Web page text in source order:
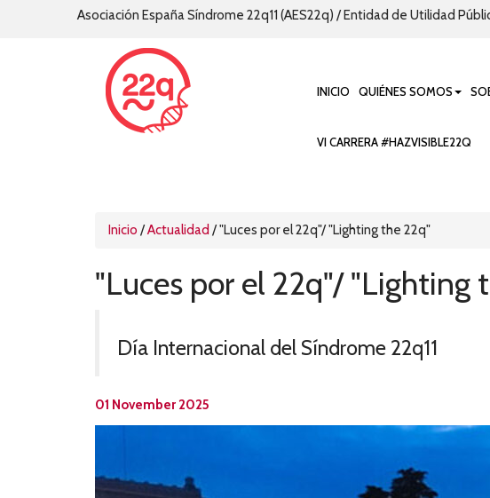
Asociación España Síndrome 22q11 (AES22q) / Entidad de Utilidad
INICIO QUIÉNES SOMOS
VI CARRERA #HAZVISIBLE22Q
Inicio /Actualidad /"Luces por el 22q"/ "Lighting the 22q"
"Luces por el 22q"/ "Lighting
Día Internacional del Síndrome 22q11
01 November 2025